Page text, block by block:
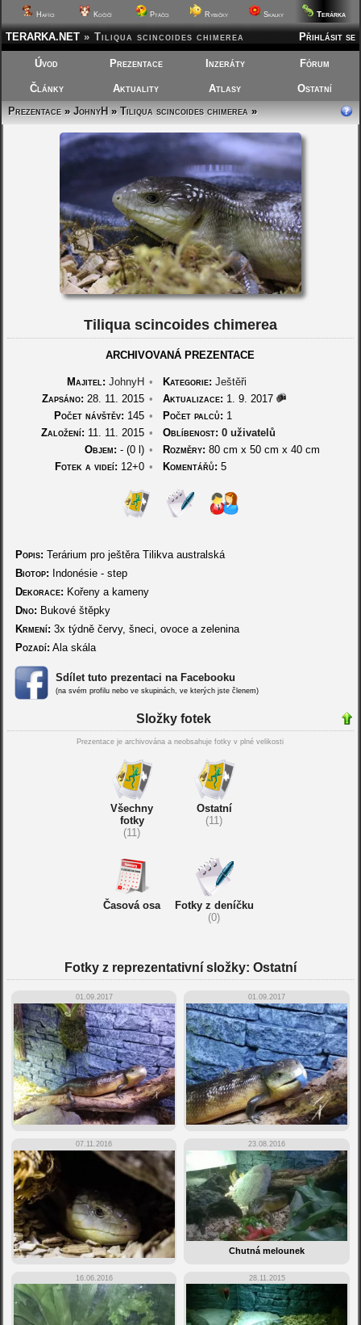
Hafíci Kočičí Ptáčci Rybičky Skalky Terárka
Přihlásit se
TERARKA.NET » Tiliqua scincoides chimerea
Úvod Prezentace Inzeráty Fórum
Články Aktuality Atlasy
Ostatní
Prezentace»JohnyH»Tiliqua scincoides chimerea»
Tiliqua scincoides chimerea
ARCHIVOVANÁ PREZENTACE
Majitel: JohnyH • Kategorie: Ještěři
Zapsáno: 28. 11. 2015 • Aktualizace: 1. 9. 2017
Počet návštěv: 145 • Počet palců: 1
Založení: 11. 11. 2015 • Oblíbenost: 0 uživatelů
Objem: - (0 l) • Rozměry: 80 cm x 50 cm x 40 cm
Fotek a videí: 12+0 • Komentářů: 5
Popis: Terárium pro ještěra Tilikva australská
Biotop: Indonésie - step
Dekorace: Kořeny a kameny
Dno: Bukové štěpky
Krmení: 3x týdně červy, šneci, ovoce a zelenina
Pozadí: Ala skála
Sdílet tuto prezentaci na Facebooku
(na svém profilu nebo ve skupinách, ve kterých jste členem)
Složky fotek
Prezentace je archivována a neobsahuje fotky v plné velikosti
Všechny
fotky
(11)
Ostatní
(11)
Časová osa
Fotky z deníčku
(0)
Fotky z reprezentativní složky: Ostatní
01.09.2017 01.09.2017
07.11.2016 23.08.2016
Chutná melounek
16.06.2016 28.11.2015